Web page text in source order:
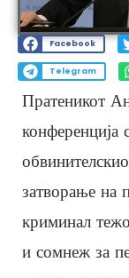
Facebook
Telegram
Пратеникот
конференција
затворање на
криминал
и сомнеж за